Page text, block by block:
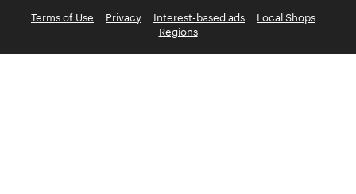
Terms of Use
Privacy Interest-based ads
Local Shops
Regions